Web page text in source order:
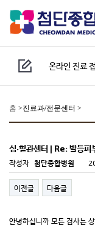
온라인 진료
홈 >진료과/전문센터 >
심·혈관센터 | Re: 발등피
작성자 첨단종합병원
이전글 다음글
안녕하십니까 모든 검사는